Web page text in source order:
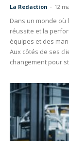
La Redaction - 12
Dans un monde
réussite et la
équipes et des
Aux côtés de ses
changement pour